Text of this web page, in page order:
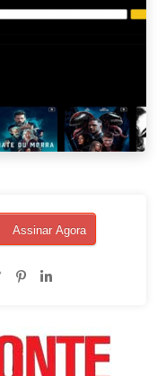
Assinar Agora